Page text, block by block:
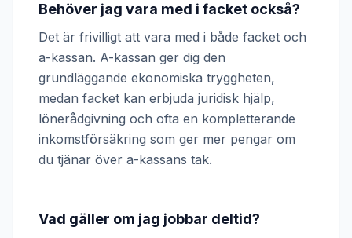
Behöver jag vara med i facket också?
Det är frivilligt att vara med i både facket och
a-kassan. A-kassan ger dig den
grundläggande ekonomiska tryggheten,
medan facket kan erbjuda juridisk hjälp,
lönerådgivning och ofta en kompletterande
inkomstförsäkring som ger mer pengar om
du tjänar över a-kassans tak.
Vad gäller om jag jobbar deltid?